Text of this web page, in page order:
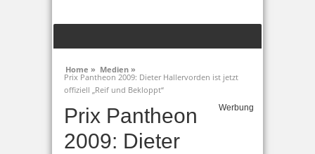
Home » Medien »
Prix Pantheon 2009: Dieter Hallervorden ist jetzt
offiziell „Reif und Bekloppt“
Prix Pantheon
2009: Dieter
Werbung